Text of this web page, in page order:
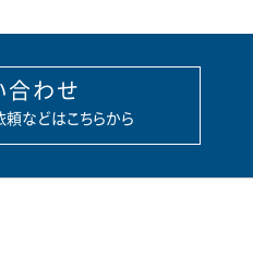
合わせ
などはこちらから